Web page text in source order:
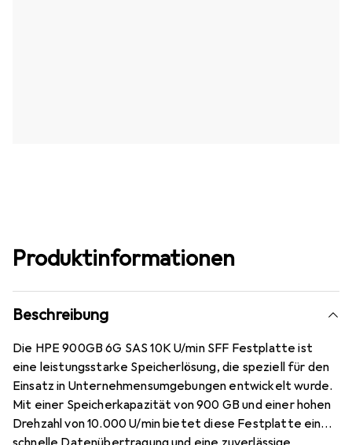
Produktinformationen
Beschreibung
Die HPE 900GB 6G SAS 10K U/min SFF Festplatte ist
eine leistungsstarke Speicherlösung, die speziell für den
Einsatz in Unternehmensumgebungen entwickelt wurde.
Mit einer Speicherkapazität von 900 GB und einer hohen
Drehzahl von 10.000 U/min bietet diese Festplatte eine